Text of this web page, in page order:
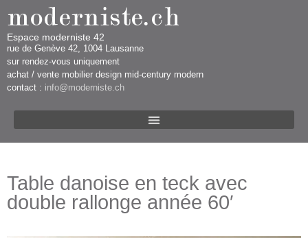
Espace moderniste 42
rue d​​​​e Genève 42, 1004 Lausanne​​
sur rendez-vous uniquement ​​​
​achat / vente mobilier design mid-century modern
contact : info@moderniste.ch
Table danoise en teck avec
double rallonge année 60′